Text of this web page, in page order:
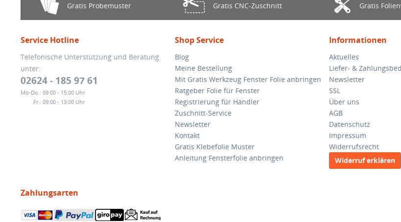
Gratis Probemuster Gratis CNC-Zuschnitt Gratis
Service Hotline
Telefonische Unterstützung und Beratung
unter:
02624 - 185 97 61
Mo-Do.: 09:00 - 15:00 Uhr
Fr.: 09:00 - 13:00 Uhr
Shop Service
Blog
Meine Bestellung
Mit Gratis Werkzeug Fenster Folie anbringen
Ratgeber Folie für Fenster
Registrierung für Händler
Zuschnitt-Service
Newsletter
Kontakt
Gratis Klebefolie Muster
Anleitung Fensterfolie anbringen
Informationen
Aktuelles
Liefer- &
Newsletter
SSL
Über uns
AGB
Datenschutz
Impressum
Widerrufsrecht
Widerruf erklären
Zahlungsarten